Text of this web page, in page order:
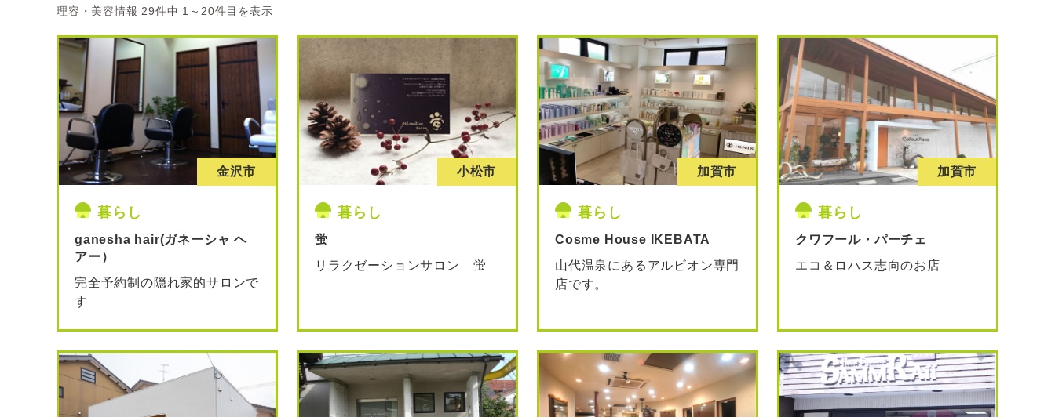
理容・美容情報 29件中 1～20件目を表示
金沢市
暮らし
ganesha hair(ガネーシャ ヘ
アー）
完全予約制の隠れ家的サロンで
す
小松市
暮らし
蛍
リラクゼーションサロン 蛍
加賀市
暮らし
Cosme House IKEBATA
山代温泉にあるアルビオン専門
店です。
加賀市
暮らし
クワフール・パーチェ
エコ＆ロハス志向のお店